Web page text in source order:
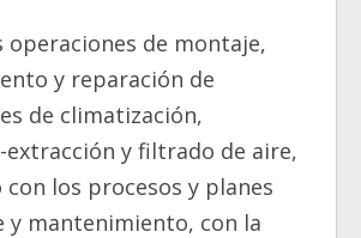
operaciones de montaje,
y reparación de
de climatización,
y filtrado de aire,
con los procesos y planes
y mantenimiento, con la